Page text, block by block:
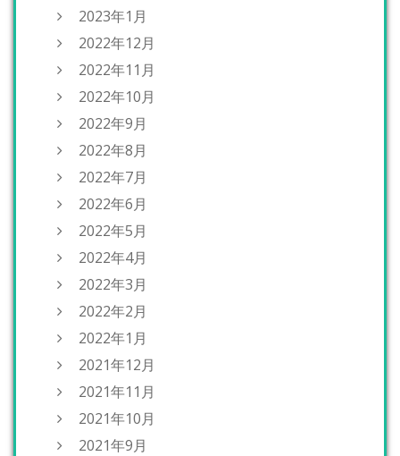
2023年1月
2022年12月
2022年11月
2022年10月
2022年9月
2022年8月
2022年7月
2022年6月
2022年5月
2022年4月
2022年3月
2022年2月
2022年1月
2021年12月
2021年11月
2021年10月
2021年9月